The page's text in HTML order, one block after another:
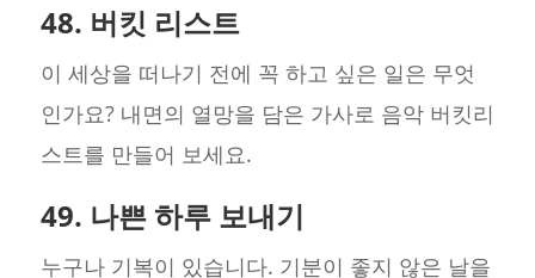
48. 버킷 리스트
이 세상을 떠나기 전에 꼭 하고 싶은 일은 무엇
인가요? 내면의 열망을 담은 가사로 음악 버킷리
스트를 만들어 보세요.
49. 나쁜 하루 보내기
누구나 기복이 있습니다. 기분이 좋지 않은 날을